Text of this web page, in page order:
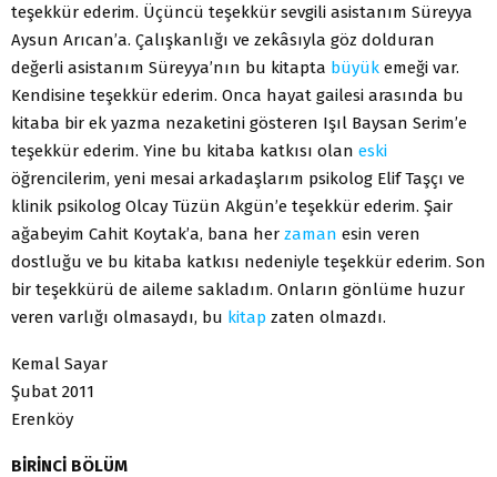
teşekkür ederim. Üçüncü teşekkür sevgili asistanım Süreyya
Aysun Arıcan’a. Çalışkanlığı ve zekâsıyla göz dolduran
değerli asistanım Süreyya’nın bu kitapta büyük emeği var.
Kendisine teşekkür ederim. Onca hayat gailesi arasında bu
kitaba bir ek yazma nezaketini gösteren Işıl Baysan Serim’e
teşekkür ederim. Yine bu kitaba katkısı olan eski
öğrencilerim, yeni mesai arkadaşlarım psikolog Elif Taşçı ve
klinik psikolog Olcay Tüzün Akgün’e teşekkür ederim. Şair
ağabeyim Cahit Koytak’a, bana her zaman esin veren
dostluğu ve bu kitaba katkısı nedeniyle teşekkür ederim. Son
bir teşekkürü de aileme sakladım. Onların gönlüme huzur
veren varlığı olmasaydı, bu kitap zaten olmazdı.
Kemal Sayar
Şubat 2011
Erenköy
BİRİNCİ BÖLÜM